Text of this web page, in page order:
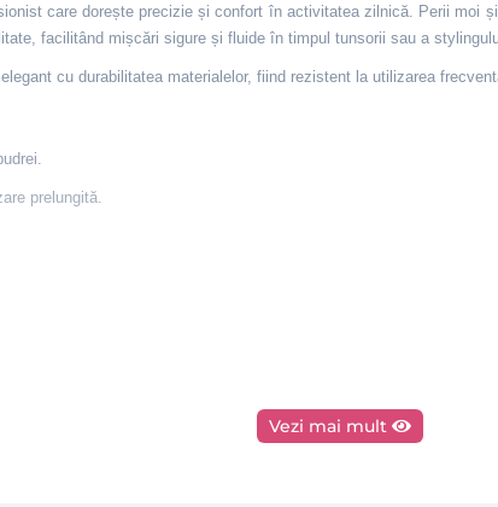
care dorește precizie și confort în activitatea zilnică. Perii moi
facilitând mișcări sigure și fluide în timpul tunsorii sau a
cu durabilitatea materialelor, fiind rezistent la utilizarea
prelungită.
Vezi mai mult